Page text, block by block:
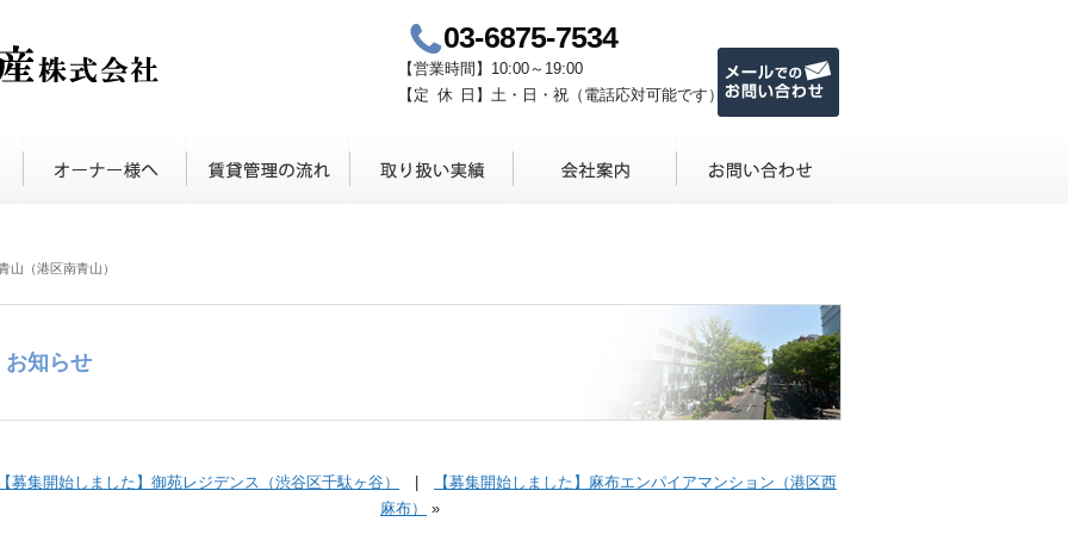
03-6875-7534
【営業時間 】 10:00～19:00
【定 休 日】 土・日・祝（電話応対可能です）
山（港区南青山）
お知らせ
募集開始しました】御苑レジデンス（渋谷区千駄ヶ谷）
【募集開始しました】麻布エンパイアマンション（港区西
麻布）
»